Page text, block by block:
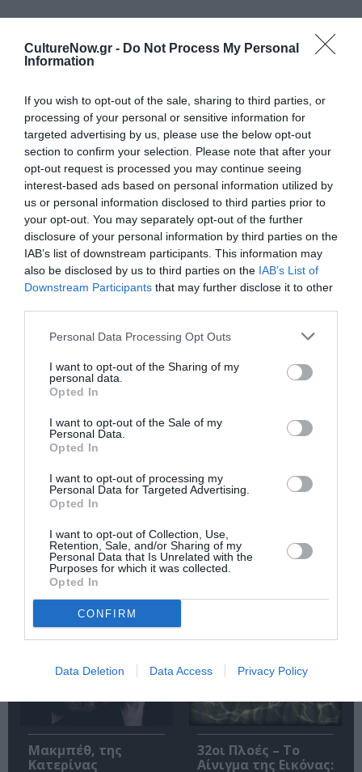
CultureNow.gr - Do Not Process My Personal
Information
If you wish to opt-out of the sale, sharing to third parties, or
processing of your personal or sensitive information for
targeted advertising by us, please use the below opt-out
section to confirm your selection. Please note that after your
opt-out request is processed you may continue seeing
interest-based ads based on personal information utilized by
us or personal information disclosed to third parties prior to
your opt-out. You may separately opt-out of the further
disclosure of your personal information by third parties on the
IAB’s list of downstream participants. This information may
also be disclosed by us to third parties on the IAB’s List of
Downstream Participants that may further disclose it to other
Personal Data Processing Opt Outs
I want to opt-out of the Sharing of my
personal data.
Opted In
I want to opt-out of the Sale of my
Personal Data.
Opted In
I want to opt-out of processing my
Personal Data for Targeted Advertising.
Opted In
I want to opt-out of Collection, Use,
Retention, Sale, and/or Sharing of my
Personal Data that Is Unrelated with the
Purposes for which it was collected.
Opted In
CONFIRM
Data Deletion Data Access Privacy Policy
Πολιτισμό στοCulturenow.gr
Newsletter
Κάθε βδομάδα στο e-mail σας τα τελευταία νέα για
την Τέχνη και τον Πολιτισμό!
Ακολουθήστε το Culturenow.gr
O «Οιδίποδας» του
Ρόμπερτ Άικ ξανά
στη Στέγη – Με τους
Νίκο Κουρή & Μαρία
Κεχαγιόγλου
Θεοδώρα,
Αυτοκράτειρα του
Βυζαντίου: Η νέα
ελληνική όπερα του
στο θέατρο
Μακμπέθ, της
Κατερίνας
32οι Πλοές – Το
Αίνιγμα της Εικόνας: